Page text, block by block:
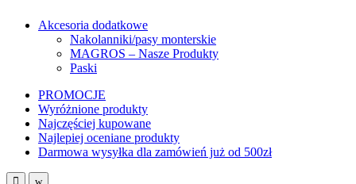
Akcesoria dodatkowe
Nakolanniki/pasy monterskie
MAGROS – Nasze Produkty
Paski
PROMOCJE
Wyróżnione produkty
Najczęściej kupowane
Najlepiej oceniane produkty
Darmowa wysyłka dla zamówień już od 500zł